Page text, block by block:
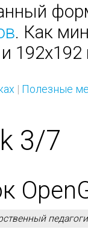
. Как
| Полезные
3/7